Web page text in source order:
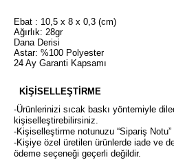
Ebat : 10,5 x 8 x 0,3 (cm)
Ağırlık: 28gr
Dana Derisi
Astar: %100 Polyester
24 Ay Garanti Kapsamı
KİŞİSELLEŞTİRME
-Ürünlerinizi sıcak baskı yöntemiyle
kişiselleştirebilirsiniz.
-Kişiselleştirme notunuzu “Sipariş
-Kişiye özel üretilen ürünlerde iade ve
ödeme seçeneği geçerli değildir.